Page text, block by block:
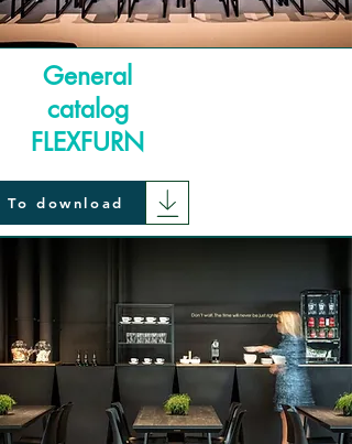
General
catalog
FLEXFURN
To download